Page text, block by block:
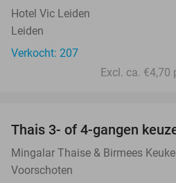
Hotel Vic Leiden
Leiden
Verkocht: 207
Excl. ca.
Thais 3- of 4-gangen
Mingalar Thaise & Birmees
Voorschoten